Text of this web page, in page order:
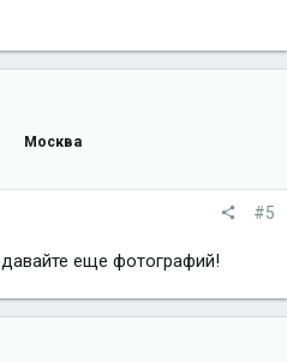
Москва
#5
давайте еще фотографий!